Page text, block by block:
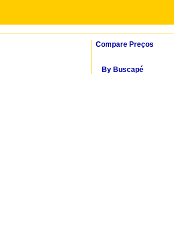
Compare Preços
By Buscapé